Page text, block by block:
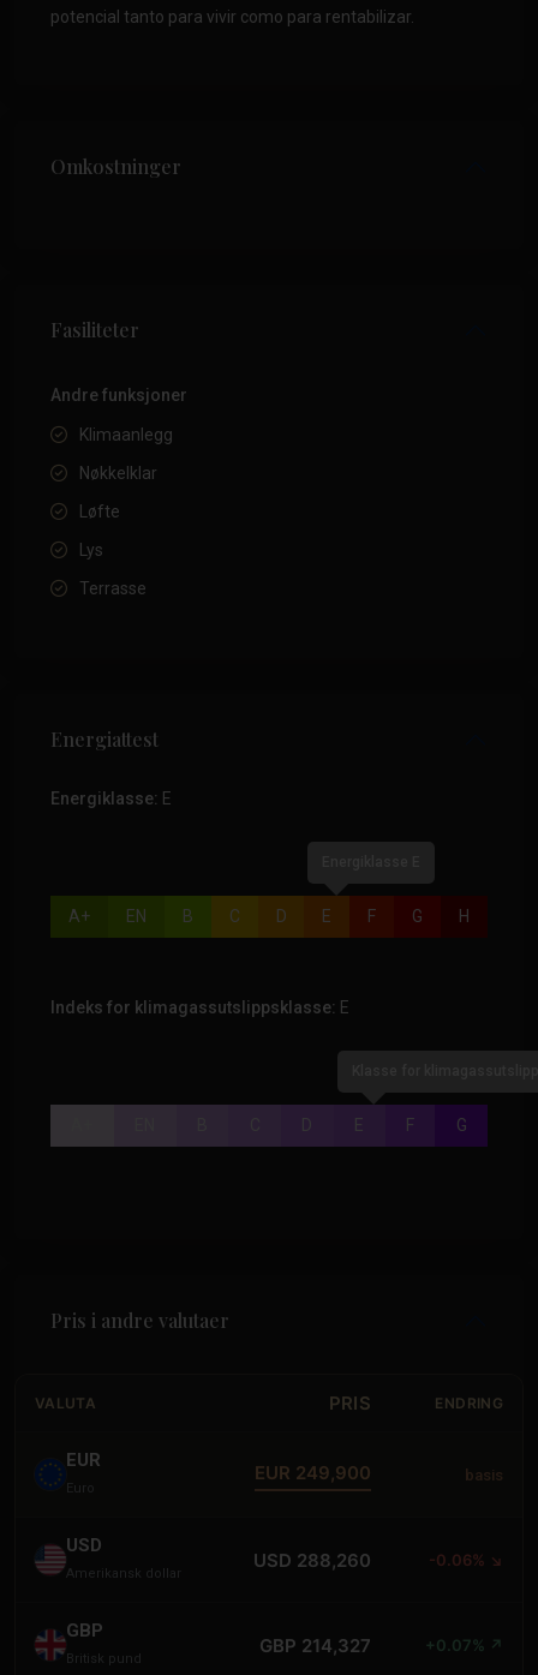
potencial tanto para vivir como para rentabilizar.
Omkostninger
Fasiliteter
Andre funksjoner
Klimaanlegg
Nøkkelklar
Løfte
Lys
Terrasse
Energiattest
Energiklasse: E
A+ EN B C D E F G H
Indeks for klimagassutslippsklasse: E
D E F G
Pris i andre valutaer
VALUTA PRIS ENDRING
EUR
Euro
EUR 249,900 basis
USD
Amerikansk dollar
USD 288,260 -0.06% ↘
GBP
Britisk pund
GBP 214,327 +0.07% ↗